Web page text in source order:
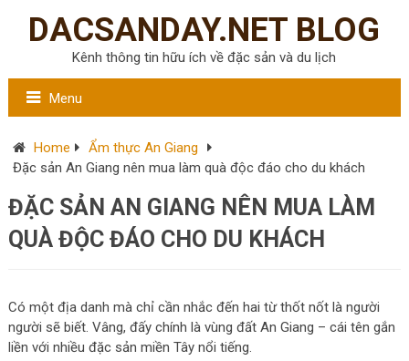
DACSANDAY.NET BLOG
Kênh thông tin hữu ích về đặc sản và du lịch
Menu
Home
Ẩm thực An Giang
Đặc sản An Giang nên mua làm quà độc đáo cho du khách
ĐẶC SẢN AN GIANG NÊN MUA LÀM
QUÀ ĐỘC ĐÁO CHO DU KHÁCH
Có một địa danh mà chỉ cần nhắc đến hai từ thốt nốt là người
người sẽ biết. Vâng, đấy chính là vùng đất An Giang – cái tên gắn
liền với nhiều đặc sản miền Tây nổi tiếng.